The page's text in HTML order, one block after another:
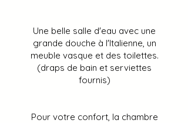
Une belle salle d'eau avec une
grande douche à l'Italienne, un
meuble vasque et des toilettes.
(draps de bain et serviettes
fournis)
Pour votre confort, la chambre